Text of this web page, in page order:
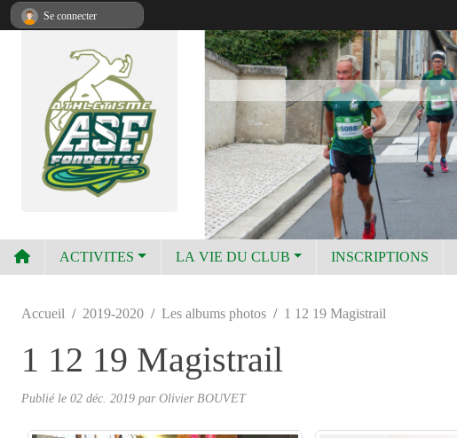
ACTIVITES LA VIE DU CLUB INSCRIPTIONS
Accueil 2019-2020 Les albums photos 1 12 19 Magistrail
1 12 19 Magistrail
Publié le 02 déc. 2019 par Olivier BOUVET
Se connecter
Panneau de gestion des cookies